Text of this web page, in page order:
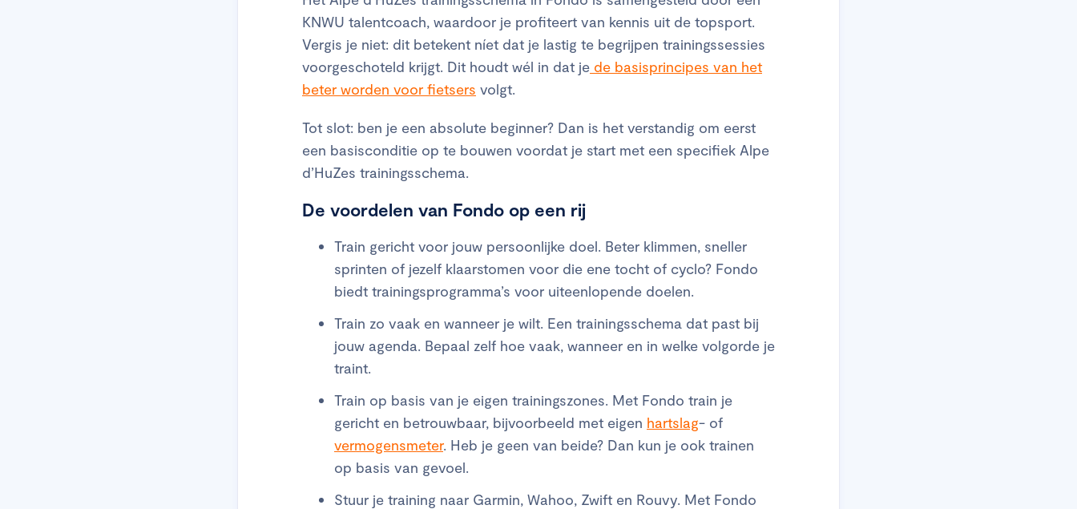
KNWU talentcoach, waardoor je profiteert van kennis uit de topsport.
Vergis je niet: dit betekent níet dat je lastig te begrijpen trainingssessies
voorgeschoteld krijgt. Dit houdt wél in dat je de basisprincipes van het
beter worden voor fietsers volgt.
Tot slot: ben je een absolute beginner? Dan is het verstandig om eerst
een basisconditie op te bouwen voordat je start met een specifiek Alpe
d’HuZes trainingsschema.
De voordelen van Fondo op een rij
Train gericht voor jouw persoonlijke doel. Beter klimmen, sneller
sprinten of jezelf klaarstomen voor die ene tocht of cyclo? Fondo
biedt trainingsprogramma’s voor uiteenlopende doelen.
Train zo vaak en wanneer je wilt. Een trainingsschema dat past bij
jouw agenda. Bepaal zelf hoe vaak, wanneer en in welke volgorde je
traint.
Train op basis van je eigen trainingszones. Met Fondo train je
gericht en betrouwbaar, bijvoorbeeld met eigen hartslag- of
vermogensmeter. Heb je geen van beide? Dan kun je ook trainen
op basis van gevoel.
Stuur je training naar Garmin, Wahoo, Zwift en Rouvy. Met Fondo